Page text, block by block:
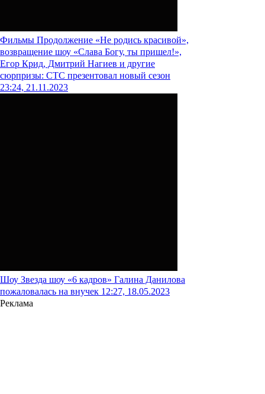
Фильмы Продолжение «Не родись красивой»,
возвращение шоу «Слава Богу, ты пришел!»,
Егор Крид, Дмитрий Нагиев и другие
сюрпризы: СТС презентовал новый сезон
23:24, 21.11.2023
Шоу Звезда шоу «6 кадров» Галина Данилова
пожаловалась на внучек 12:27, 18.05.2023
Реклама